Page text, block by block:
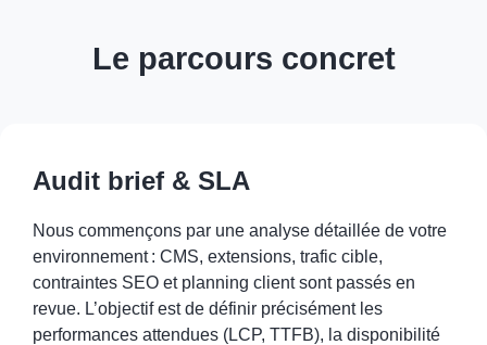
Le parcours concret
Audit brief & SLA
Nous commençons par une analyse détaillée de votre
environnement : CMS, extensions, trafic cible,
contraintes SEO et planning client sont passés en
revue. L’objectif est de définir précisément les
performances attendues (LCP, TTFB), la disponibilité